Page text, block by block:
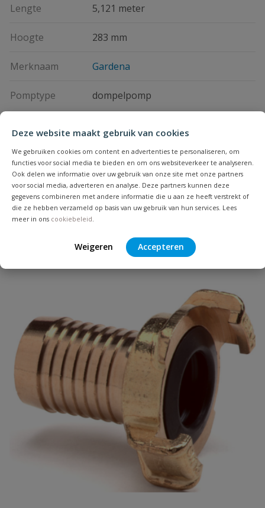
Deze website maakt gebruik van cookies
We gebruiken cookies om content en advertenties te personaliseren, om
functies voor social media te bieden en om ons websiteverkeer te analyseren.
Ook delen we informatie over uw gebruik van onze site met onze partners
voor social media, adverteren en analyse. Deze partners kunnen deze
gegevens combineren met andere informatie die u aan ze heeft verstrekt of
die ze hebben verzameld op basis van uw gebruik van hun services. Lees
meer in ons cookiebeleid.
Weigeren Accepteren
Lengte 5,121 meter
Hoogte 283 mm
Merknaam Gardena
Pomptype dompelpomp
Vraag en antwoord
Geen vragen
Heb je zelf ook een vraag over
dit product?
Stel jouw
Beoordelingen
Schrijf zelf een beoordeling
Je beoordeelt:Gardena schoonwater dompelpomp
Bijpassende producten